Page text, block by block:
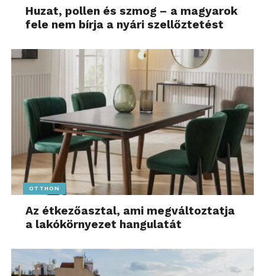
Huzat, pollen és szmog – a magyarok
fele nem bírja a nyári szellőztetést
OTTHON
Az étkezőasztal, ami megváltoztatja
a lakókörnyezet hangulatát